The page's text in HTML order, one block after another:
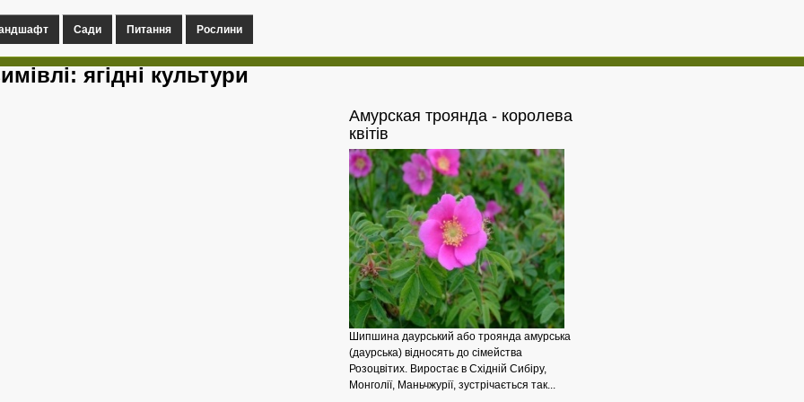
Сади Питання Рослини
ягідні культури
Амурская троянда - королева
квітів
Шипшина даурський або троянда амурська
(даурська) відносять до сімейства
Розоцвітих. Виростає в Східній Сибіру,
Монголії, Маньчжурії, зустрічається так...